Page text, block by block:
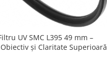
UV SMC L395 49 mm –
și Claritate Superioară